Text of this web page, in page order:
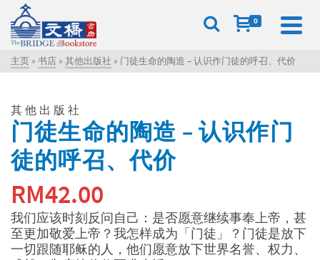
0
主页 » 书店 » 其他出版社 » 门徒生命的陶造 – 认识作门徒的呼召、代价
其他出版社
门徒生命的陶造 – 认识作门
徒的呼召、代价
RM42.00
我们应该时刻反问自己：是否愿意继续事奉上帝，甚
至更加敬爱上帝？我怎样成为「门徒」？门徒是放下
一切跟随耶稣的人，他们愿意放下世界名誉、权力、